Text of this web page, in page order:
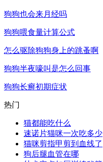
狗狗也会来月经吗
狗狗喂食量计算公式
怎么驱除狗狗身上的跳蚤啊
狗狗半夜嚎叫是怎么回事
狗狗长癣初期症状
热门
猫都能吃什么
速诺片猫咪一次吃多少
猫咪剪指甲剪到血线了
狗后腿血管在哪